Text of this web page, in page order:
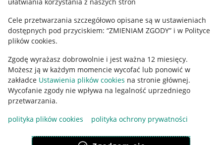
Cele przetwarzania szczegółowo opisane są w ustawieniach
dostępnych pod przyciskiem: “ZMIENIAM ZGODY” i w Polityce
plików cookies.
Zgodę wyrażasz dobrowolnie i jest ważna 12 miesięcy.
Możesz ją w każdym momencie wycofać lub ponowić w
zakładce Ustawienia plików cookies na stronie głównej.
Wycofanie zgody nie wpływa na legalność uprzedniego
przetwarzania.
polityka plików cookies
polityka ochrony prywatności
Ustawienia plików "cookies"
Udostępnianie lokalizacji
Informacje dla Aktu o Usługach Cyfrowych
Pobierz aplikację